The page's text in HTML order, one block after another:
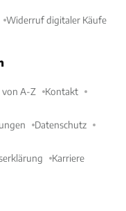
Widerruf digitaler Käufe
von A-Z Kontakt
Datenschutz
Karriere